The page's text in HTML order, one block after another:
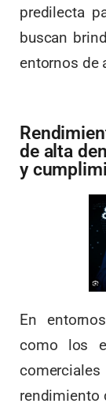
predilecta
buscan
entornos de
de alta
y
En
como los
rendimiento